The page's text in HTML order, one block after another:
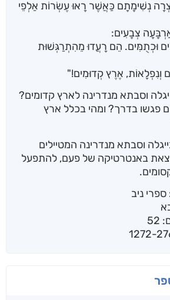
נְשִׁימָתָם כַּאֲשֶׁר רָאוּ עֶשְׂרוֹת אַלְפֵי
צְבָעִים:
וּכְתֻמִּים. הֵם רָעֲדוּ מֵהִתְרַגְּשׁוּת
וְנִפְלָאוֹת, אֶרֶץ קְדוּמִים!"
וסבתא מנדרינה לארץ קדומים?
פגשו בדרך? ומהי בכלל ארץ
וסבתא מנדרינה המטיילים
באנטרטיקה של פעם, להתפעל
ניב